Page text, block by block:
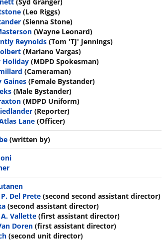
(Leo Riggs)
(Sienna Stone)
(Wayne Leonard)
Reynolds (Tom 'TJ' Jennings)
(Mariano Vargas)
Holiday (MDPD Spokesman)
(Cameraman)
Gaines (Female Bystander)
(Male Bystander)
(MDPD Uniform)
(Reporter)
Lane (Officer)
(written by)
Del Prete (second second assistant director)
(second assistant director)
Vallette (first assistant director)
Doren (first assistant director)
(second unit director)